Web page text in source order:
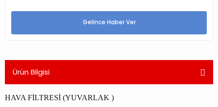
Gelince Haber Ver
Ürün Bilgisi
HAVA FİLTRESİ (YUVARLAK )